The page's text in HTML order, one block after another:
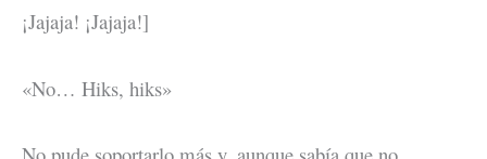
¡Jajaja! ¡Jajaja!]
«No… Hiks, hiks»